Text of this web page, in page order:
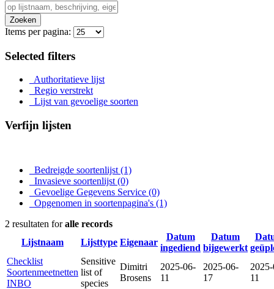
Zoeken
Items per pagina:
Selected filters
Authoritatieve lijst
Regio verstrekt
Lijst van gevoelige soorten
Verfijn lijsten
Bedreigde soortenlijst (1)
Invasieve soortenlijst (0)
Gevoelige Gegevens Service (0)
Opgenomen in soortenpagina's (1)
2 resultaten foralle records
Lijstnaam
Lijsttype Eigenaar
Datum
ingediend
Datum
bijgewerkt
Checklist
Soortenmeetnetten
INBO
Sensitive
list of
species
Dimitri
Brosens
2025-06-
11
2025-06-
17
11